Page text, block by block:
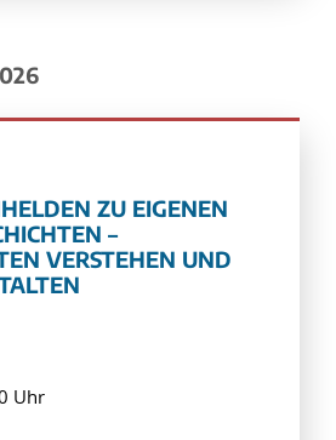
ZU EIGENEN
–
VERSTEHEN UND
Uhr